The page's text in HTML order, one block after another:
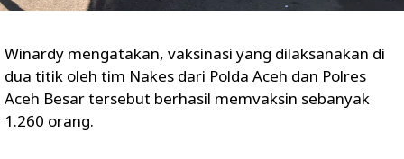
Winardy mengatakan, vaksinasi yang dilaksanakan di
dua titik oleh tim Nakes dari Polda Aceh dan Polres
Aceh Besar tersebut berhasil memvaksin sebanyak
1.260 orang.